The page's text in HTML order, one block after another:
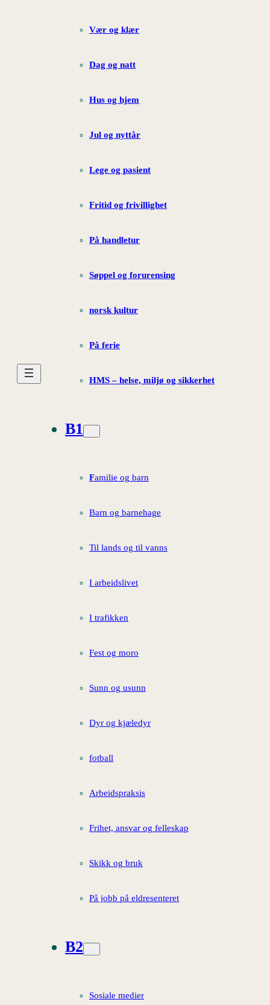
Vær og klær
Dag og natt
Hus og hjem
Jul og nyttår
Lege og pasient
Fritid og frivillighet
På handletur
Søppel og forurensing
norsk kultur
På ferie
HMS – helse, miljø og sikkerhet
B1
Familie og barn
Barn og barnehage
Til lands og til vanns
I arbeidslivet
I trafikken
Fest og moro
Sunn og usunn
Dyr og kjæledyr
fotball
Arbeidspraksis
Frihet, ansvar og felleskap
Skikk og bruk
På jobb på eldresenteret
B2
Sosiale medier